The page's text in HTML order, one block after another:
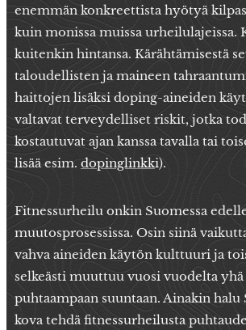
enemmän konkreettista hyötyä
kuin monissa muissa urheilulajeissa.
kuitenkin hintansa. Kärähtämisestä
taloudellisten ja maineen
haittojen lisäksi doping-aineiden
valtavat terveydelliset riskit, jotka
kostautuvat ajan kanssa tavalla tai
lisää esim. dopinglinkki).
Fitnessurheilu onkin Suomessa
muutosprosessissa. Osin siinä
vahva aineiden käytön kulttuuri ja
selkeästi muuttuu vuosi vuodelta
puhtaampaan suuntaan. Ainakin halu
kova tehdä fitnessurheilusta